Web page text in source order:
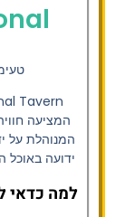
Tavern
המציעה
ידועה באוכל
למה כדאי